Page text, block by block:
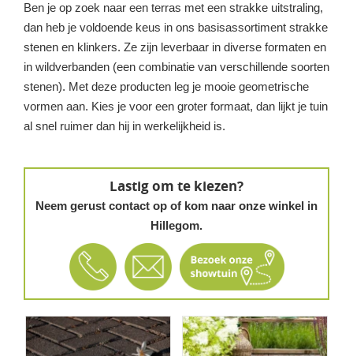
Ben je op zoek naar een terras met een strakke uitstraling,
dan heb je voldoende keus in ons basisassortiment strakke
stenen en klinkers. Ze zijn leverbaar in diverse formaten en
in wildverbanden (een combinatie van verschillende soorten
stenen). Met deze producten leg je mooie geometrische
vormen aan. Kies je voor een groter formaat, dan lijkt je tuin
al snel ruimer dan hij in werkelijkheid is.
Lastig om te kiezen?
Neem gerust contact op of kom naar onze winkel in
Hillegom.